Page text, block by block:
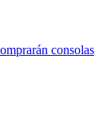
consolas